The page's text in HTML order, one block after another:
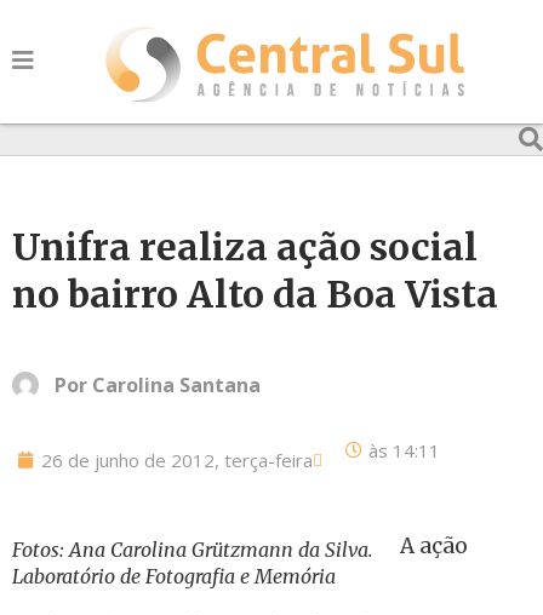
Unifra realiza ação social
no bairro Alto da Boa Vista
Por Carolina Santana
26 de junho de 2012, terça-feira às 14:11
Fotos: Ana Carolina Grützmann da Silva.
Laboratório de Fotografia e Memória
A ação